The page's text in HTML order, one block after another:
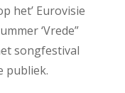
het’ Eurovisie
‘Vrede”
songfestival
publiek.